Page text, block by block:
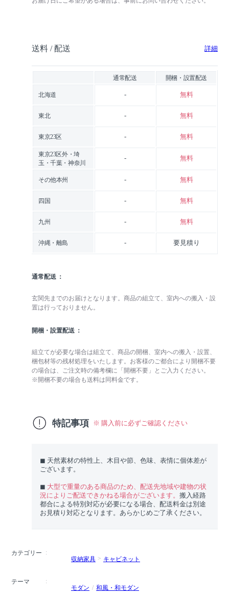
送料 / 配送 詳細
通常配送 開梱・設置配送
北海道 - 無料
東北 - 無料
東京23区 - 無料
東京23区外・埼
玉・千葉・神奈川
- 無料
その他本州 - 無料
四国 - 無料
九州 - 無料
沖縄・離島 - 要見積り
通常配送
玄関先までのお届けとなります。商品の組立て、室内への搬入・設
置は行っておりません。
開梱・設置配送
組立てが必要な場合は組立て、商品の開梱、室内への搬入・設置、
梱包材等の残材処理をいたします。お客様のご都合により開梱不要
の場合は、ご注文時の備考欄に「開梱不要」とご入力ください。
※開梱不要の場合も送料は同料金です。
特記事項 ※ 購入前に必ずご確認ください
◼︎ 天然素材の特性上、木目や節、色味、表情に個体差が
ございます。
◼︎ 大型で重量のある商品のため、配送先地域や建物の状
況によりご配送できかねる場合がございます。 搬入経路
都合による特別対応が必要になる場合、配送料金は別途
お見積り対応となります。あらかじめご了承ください。
カテゴリー
収納家具
キャビネット
テーマ
モダン
和風・和モダン